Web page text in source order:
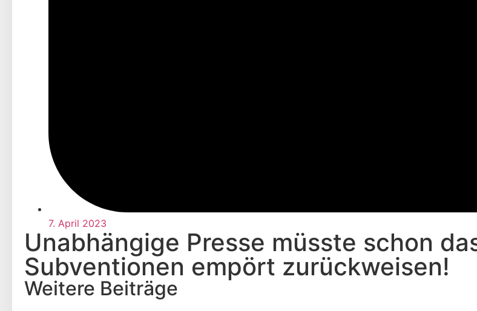
7. April 2023
Unabhängige Presse müsste schon
Subventionen empört zurückweisen!
Weitere Beiträge